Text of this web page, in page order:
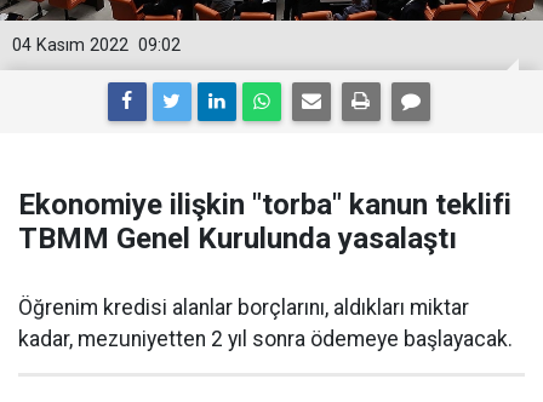
09:02
04 Kasım 2022
Ekonomiye ilişkin "torba" kanun teklifi
TBMM Genel Kurulunda yasalaştı
Öğrenim kredisi alanlar borçlarını, aldıkları miktar
kadar, mezuniyetten 2 yıl sonra ödemeye başlayacak.